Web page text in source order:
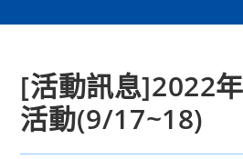
[活動訊息]2022
活動(9/17~18)